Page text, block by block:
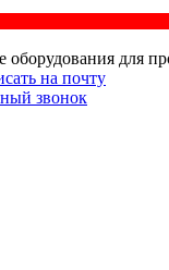
оборудования для
на почту
звонок